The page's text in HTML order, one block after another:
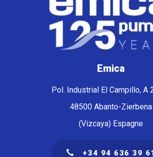
Emica
Pol. Industrial El Campillo, A
48500 Abanto-Zierbena
(Vizcaya) Espagne
+34 94 636 39